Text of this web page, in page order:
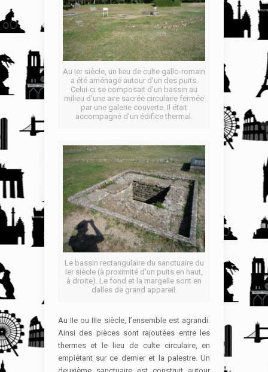
Au Ier siècle, un lieu de culte gallo-romain
a été aménagé autour d’un des puits.
Celui-ci se composait d’un bassin au
milieu d’une aire sacrée circulaire fermée
par une galerie couverte. Il était
accompagné d’un édifice thermal.
Le bassin rectangulaire du sanctuaire du
Ier siècle (à proximité d’un puits en haut,
à droite). Le fond et la margelle sont en
dalles de grand appareil.
Au IIe ou IIIe siècle, l’ensemble est agrandi.
Ainsi des pièces sont rajoutées entre les
thermes et le lieu de culte circulaire, en
empiétant sur ce dernier et la palestre. Un